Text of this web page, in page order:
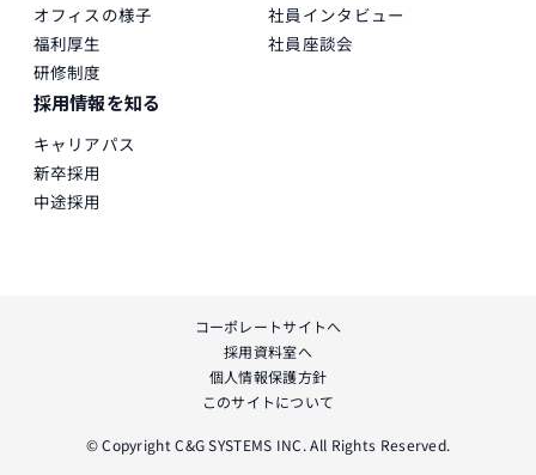
オフィスの様子
福利厚生
研修制度
社員インタビュー
社員座談会
採用情報を知る
キャリアパス
新卒採用
中途採用
コーポレートサイトへ
採用資料室へ
個人情報保護方針
このサイトについて
© Copyright C&G SYSTEMS INC. All Rights Reserved.